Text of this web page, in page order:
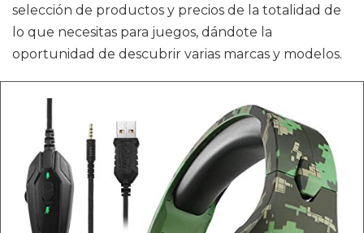
selección de productos y precios de la totalidad de
lo que necesitas para juegos, dándote la
oportunidad de descubrir varias marcas y modelos.